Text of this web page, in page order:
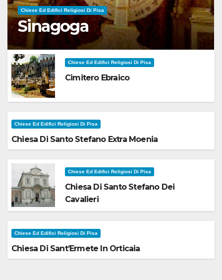
Chiese Ed Edifici Religiosi Di Pisa
Sinagoga
Chiese Ed Edifici Religiosi Di Pisa
Cimitero Ebraico
Chiese Ed Edifici Religiosi Di Pisa
Chiesa Di Santo Stefano Extra Moenia
Chiese Ed Edifici Religiosi Di Pisa
Chiesa Di Santo Stefano Dei
Cavalieri
Chiese Ed Edifici Religiosi Di Pisa
Chiesa Di Sant’Ermete In Orticaia